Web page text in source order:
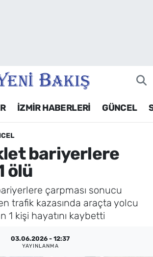
İZMİR HABERLERİ GÜNCEL
bariyerlere
ölü
çarpması sonucu
trafik kazasında araçta yolcu
1 kişi hayatını kaybetti
03.06.2026 - 12:37
YAYINLANMA
Adliye